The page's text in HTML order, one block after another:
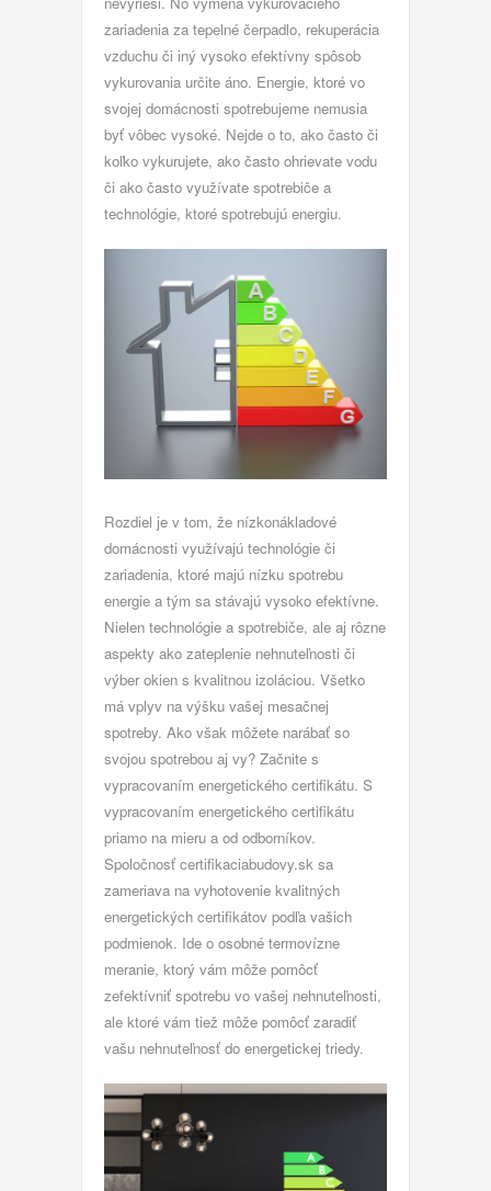
zariadenia za tepelné čerpadlo, rekuperácia
vzduchu či iný vysoko efektívny spôsob
vykurovania určite áno. Energie, ktoré vo
svojej domácnosti spotrebujeme nemusia
byť vôbec vysoké. Nejde o to, ako často či
koľko vykurujete, ako často ohrievate vodu
či ako často využívate spotrebiče a
technológie, ktoré spotrebujú energiu.
Rozdiel je v tom, že nízkonákladové
domácnosti využívajú technológie či
zariadenia, ktoré majú nízku spotrebu
energie a tým sa stávajú vysoko efektívne.
Nielen technológie a spotrebiče, ale aj rôzne
aspekty ako zateplenie nehnuteľnosti či
výber okien s kvalitnou izoláciou. Všetko
má vplyv na výšku vašej mesačnej
spotreby. Ako však môžete narábať so
svojou spotrebou aj vy? Začnite s
vypracovaním energetického certifikátu. S
vypracovaním energetického certifikátu
priamo na mieru a od odborníkov.
Spoločnosť certifikaciabudovy.sk sa
zameriava na vyhotovenie kvalitných
energetických certifikátov podľa vašich
podmienok. Ide o osobné termovízne
meranie, ktorý vám môže pomôcť
zefektívniť spotrebu vo vašej nehnuteľnosti,
ale ktoré vám tiež môže pomôcť zaradiť
vašu nehnuteľnosť do energetickej triedy.